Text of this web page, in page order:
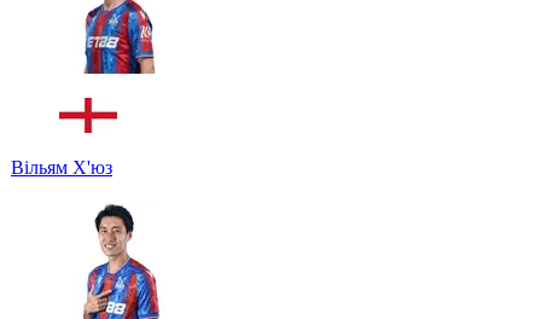
Вільям Х'юз